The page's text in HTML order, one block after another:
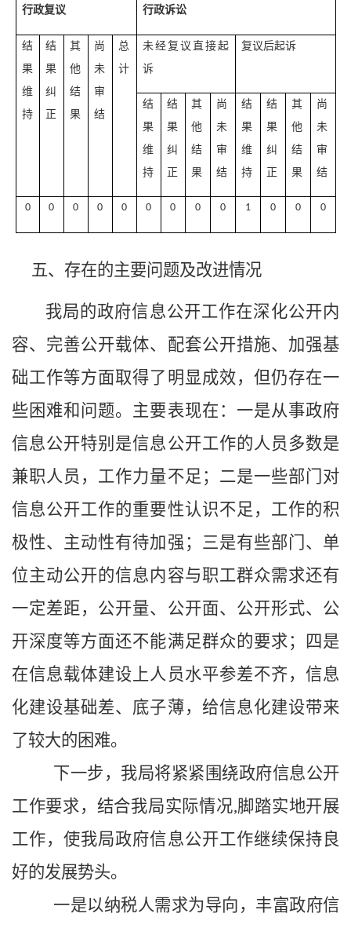
行政复议 行政诉讼
结
果
维
持
结
果
纠
正
其
他
结
果
尚
未
审
结
总
计
未经复议直接起
诉
复议后起诉
结
果
维
持
结
果
纠
正
其
他
结
果
尚
未
审
结
结
果
维
持
结
果
纠
正
其
他
结
果
尚
未
审
结
0 0 0 0 0 0 0 0 0 1 0 0 0
五、存在的主要问题及改进情况
我局的政府信息公开工作在深化公开内
容、完善公开载体、配套公开措施、加强基
础工作等方面取得了明显成效，但仍存在一
些困难和问题。主要表现在：一是从事政府
信息公开特别是信息公开工作的人员多数是
兼职人员，工作力量不足；二是一些部门对
信息公开工作的重要性认识不足，工作的积
极性、主动性有待加强；三是有些部门、单
位主动公开的信息内容与职工群众需求还有
一定差距，公开量、公开面、公开形式、公
开深度等方面还不能满足群众的要求；四是
在信息载体建设上人员水平参差不齐，信息
化建设基础差、底子薄，给信息化建设带来
了较大的困难。
下一步，我局将紧紧围绕政府信息公开
工作要求，结合我局实际情况,脚踏实地开展
工作，使我局政府信息公开工作继续保持良
好的发展势头。
一是以纳税人需求为导向，丰富政府信